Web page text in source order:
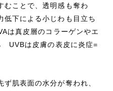
むことで、透明感も奪わ
低下による小じわも目立ち
は真皮層のコラーゲンやエ
UVBは皮膚の表皮に炎症=
肌表面の水分が奪われ、